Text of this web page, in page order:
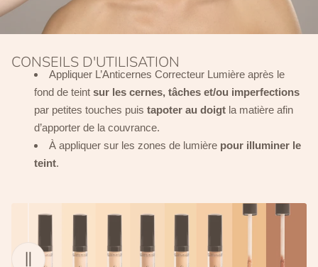
CONSEILS D'UTILISATION
Appliquer L’Anticernes Correcteur Lumière après le
fond de teint sur les cernes, tâches et/ou imperfections
par petites touches puis tapoter au doigt la matière afin
d’apporter de la couvrance.
À appliquer sur les zones de lumière pour illuminer le
teint.